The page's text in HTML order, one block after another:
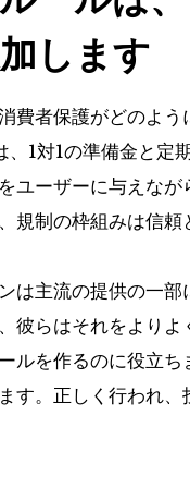
します
費者保護がどのよ
1対1の準備金と定
ユーザーに与えな
規制の枠組みは信
は主流の提供の一
彼らはそれをより
ルを作るのに役立
す。正しく行われ